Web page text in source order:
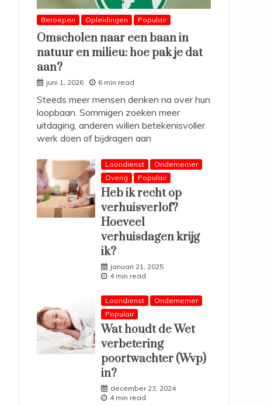
Beroepen Opleidingen Populair
Omscholen naar een baan in
natuur en milieu: hoe pak je dat
aan?
juni 1, 2026 6 min read
Steeds meer mensen denken na over hun
loopbaan. Sommigen zoeken meer
uitdaging, anderen willen betekenisvoller
werk doen of bijdragen aan
Loondienst
Ondernemer
Overig
Populair
Heb ik recht op
verhuisverlof?
Hoeveel
verhuisdagen krijg
ik?
januari 21, 2025
4 min read
Loondienst
Ondernemer
Populair
Wat houdt de Wet
verbetering
poortwachter (Wvp)
in?
december 23, 2024
4 min read